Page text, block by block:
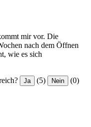
mir vor. Die
nach dem Öffnen
wie es sich
Ja (5) Nein (0)